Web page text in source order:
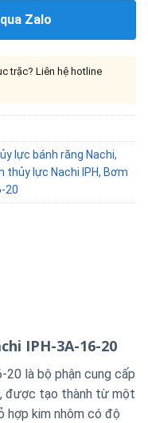
Zalo
trặc? Liên hệ hotline
lực bánh răng Nachi,
thủy lực Nachi IPH, Bơm
20
IPH-3A-16-20
là bộ phận cung cấp
được tạo thành từ một
hợp kim nhôm có độ